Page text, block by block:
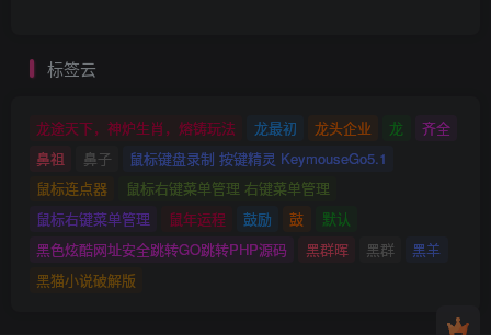
标签云
龙途天下，神炉生肖，熔铸玩法 龙最初 龙头企业 龙
齐全
鼻祖
鼻子
鼠标键盘录制 按键精灵 KeymouseGo5.1
鼠标连点器
鼠标右键菜单管理 右键菜单管理
鼠标右键菜单管理
鼠年运程 鼓励 鼓
默认
黑色炫酷网址安全跳转GO跳转PHP源码
黑群晖 黑群
黑羊
黑猫小说破解版